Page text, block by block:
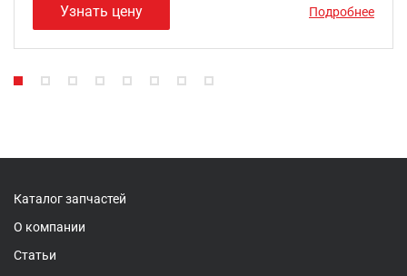
Узнать цену Подробнее
Каталог запчастей
О компании
Статьи